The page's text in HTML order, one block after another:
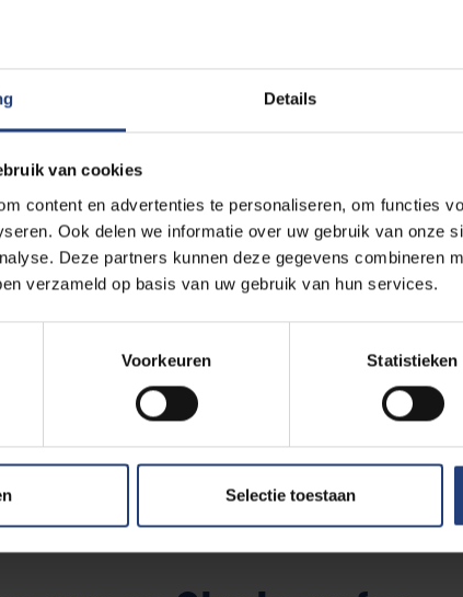
Details
van cookies
content en advertenties te personaliseren, om functies
Ook delen we informatie over uw gebruik van onze
Deze partners kunnen deze gegevens combineren
verzameld op basis van uw gebruik van hun services.
Voorkeuren Statistieken
Selectie toestaan
een job die bij je
informatie:
Jobstudenten
Carrièrebegeleiding voor VUB alumni